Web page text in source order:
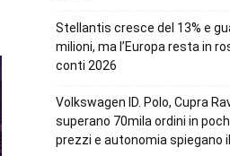
Stellantis cresce del 13% e
milioni, ma l’Europa resta in
conti 2026
Volkswagen ID. Polo, Cupra
superano 70mila ordini in
prezzi e autonomia spiegano